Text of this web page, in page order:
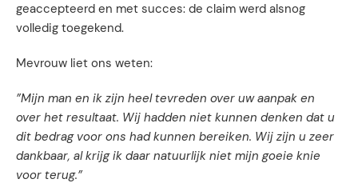
geaccepteerd en met succes: de claim werd alsnog
volledig toegekend.
Mevrouw liet ons weten:
”Mijn man en ik zijn heel tevreden over uw aanpak en
over het resultaat. Wij hadden niet kunnen denken dat u
dit bedrag voor ons had kunnen bereiken. Wij zijn u zeer
dankbaar, al krijg ik daar natuurlijk niet mijn goeie knie
voor terug.”